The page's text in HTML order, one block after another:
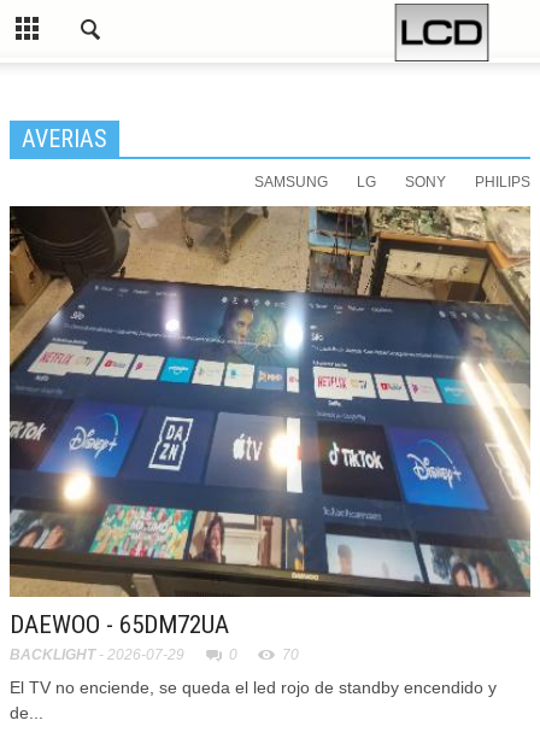
AVERIAS
SAMSUNG LG SONY PHILIPS
DAEWOO - 65DM72UA
BACKLIGHT- 2026-07-29 0 70
El TV no enciende, se queda el led rojo de standby encendido y
de...